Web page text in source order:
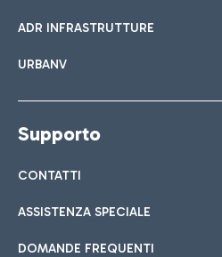
ADR INFRASTRUTTURE
URBANV
Supporto
CONTATTI
ASSISTENZA SPECIALE
DOMANDE FREQUENTI